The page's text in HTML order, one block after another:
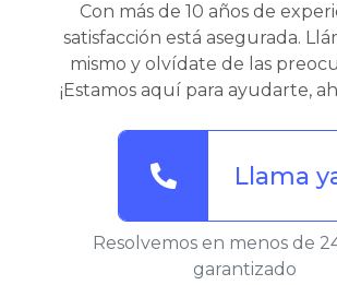
Con más de 10 años de
satisfacción está asegurada.
mismo y olvídate de las
¡Estamos aquí para ayudarte,
Llama
Resolvemos en menos de
garantizado